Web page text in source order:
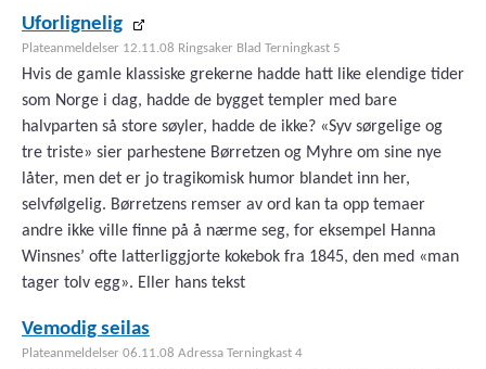
Uforlignelig
Plateanmeldelser 12.11.08 Ringsaker Blad Terningkast 5
Hvis de gamle klassiske grekerne hadde hatt like elendige tider
som Norge i dag, hadde de bygget templer med bare
halvparten så store søyler, hadde de ikke? «Syv sørgelige og
tre triste» sier parhestene Børretzen og Myhre om sine nye
låter, men det er jo tragikomisk humor blandet inn her,
selvfølgelig. Børretzens remser av ord kan ta opp temaer
andre ikke ville finne på å nærme seg, for eksempel Hanna
Winsnes’ ofte latterliggjorte kokebok fra 1845, den med «man
tager tolv egg». Eller hans tekst
Vemodig seilas
Plateanmeldelser 06.11.08 Adressa Terningkast 4